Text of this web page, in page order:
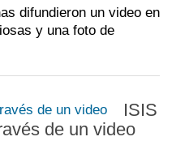
difundieron un video en
y una foto de
ISIS
de un video